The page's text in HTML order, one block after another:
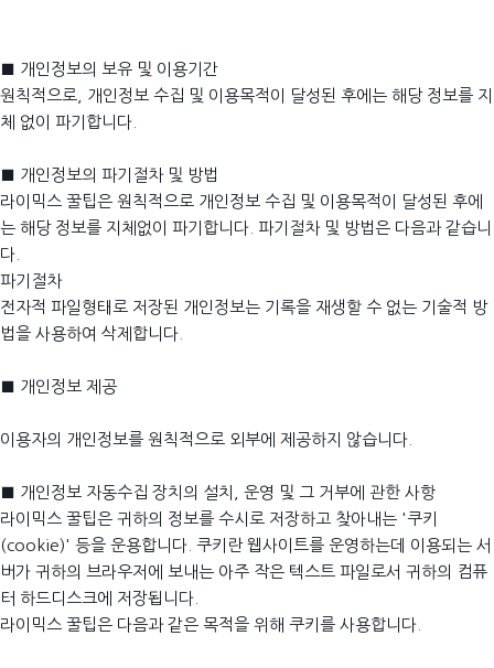
■ 개인정보의 보유 및 이용기간
원칙적으로, 개인정보 수집 및 이용목적이 달성된 후에는 해당 정보를 지
체 없이 파기합니다.
■ 개인정보의 파기절차 및 방법
라이믹스 꿀팁은 원칙적으로 개인정보 수집 및 이용목적이 달성된 후에
는 해당 정보를 지체없이 파기합니다. 파기절차 및 방법은 다음과 같습니
다.
파기절차
전자적 파일형태로 저장된 개인정보는 기록을 재생할 수 없는 기술적 방
법을 사용하여 삭제합니다.
■ 개인정보 제공
이용자의 개인정보를 원칙적으로 외부에 제공하지 않습니다.
■ 개인정보 자동수집 장치의 설치, 운영 및 그 거부에 관한 사항
라이믹스 꿀팁은 귀하의 정보를 수시로 저장하고 찾아내는 '쿠키
(cookie)' 등을 운용합니다. 쿠키란 웹사이트를 운영하는데 이용되는 서
버가 귀하의 브라우저에 보내는 아주 작은 텍스트 파일로서 귀하의 컴퓨
터 하드디스크에 저장됩니다.
라이믹스 꿀팁은 다음과 같은 목적을 위해 쿠키를 사용합니다.